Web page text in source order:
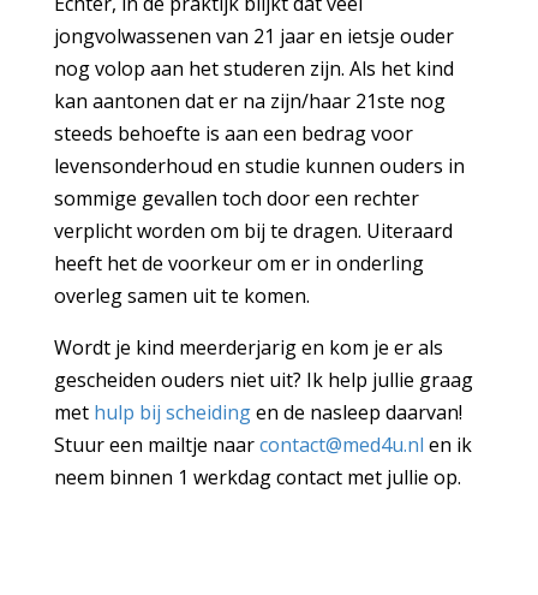
jongvolwassenen van 21 jaar en ietsje ouder
nog volop aan het studeren zijn. Als het kind
kan aantonen dat er na zijn/haar 21ste nog
steeds behoefte is aan een bedrag voor
levensonderhoud en studie kunnen ouders in
sommige gevallen toch door een rechter
verplicht worden om bij te dragen. Uiteraard
heeft het de voorkeur om er in onderling
overleg samen uit te komen.
Wordt je kind meerderjarig en kom je er als
gescheiden ouders niet uit? Ik help jullie graag
met hulp bij scheidingen de nasleep daarvan!
Stuur een mailtje naarcontact@med4u.nl en ik
neem binnen 1 werkdag contact met jullie op.